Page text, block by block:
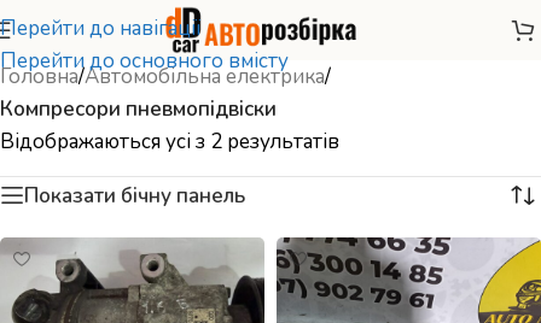
Перейти до навігації
Перейти до основного вмісту
Головна/Автомобільна електрика/
Компресори пневмопідвіски
Відображаються усі з 2 результатів
Показати бічну панель